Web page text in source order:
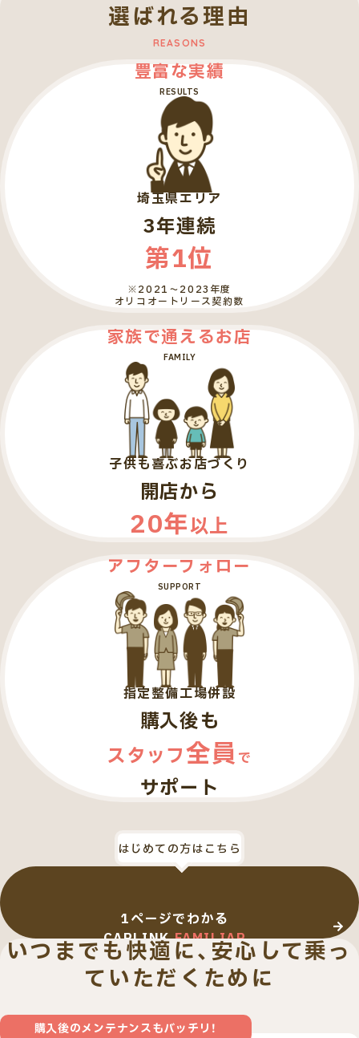
選ばれる理由
豊富な実績
RESULTS
埼玉県エリア
3年連続
第1位
※2021～2023年度
オリコオートリース契約数
家族で通えるお店
FAMILY
子供も喜ぶお店づくり
開店から
20年以上
アフターフォロー
SUPPORT
指定整備工場併設
購入後も
スタッフ全員 で
サポート
はじめての方はこちら
1ページでわかる
CARLINKFAMILIAR
いつまでも快適に、安心して乗っ
ていただくために
購入後のメンテナンスもバッチリ！